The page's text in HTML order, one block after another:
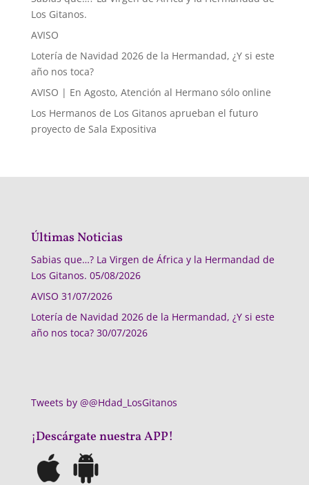
Los Gitanos.
AVISO
Lotería de Navidad 2026 de la Hermandad, ¿Y si este
año nos toca?
AVISO | En Agosto, Atención al Hermano sólo online
Los Hermanos de Los Gitanos aprueban el futuro
proyecto de Sala Expositiva
Últimas Noticias
Sabias que…? La Virgen de África y la Hermandad de
Los Gitanos. 05/08/2026
AVISO 31/07/2026
Lotería de Navidad 2026 de la Hermandad, ¿Y si este
año nos toca? 30/07/2026
Tweets by @@Hdad_LosGitanos
¡Descárgate nuestra APP!